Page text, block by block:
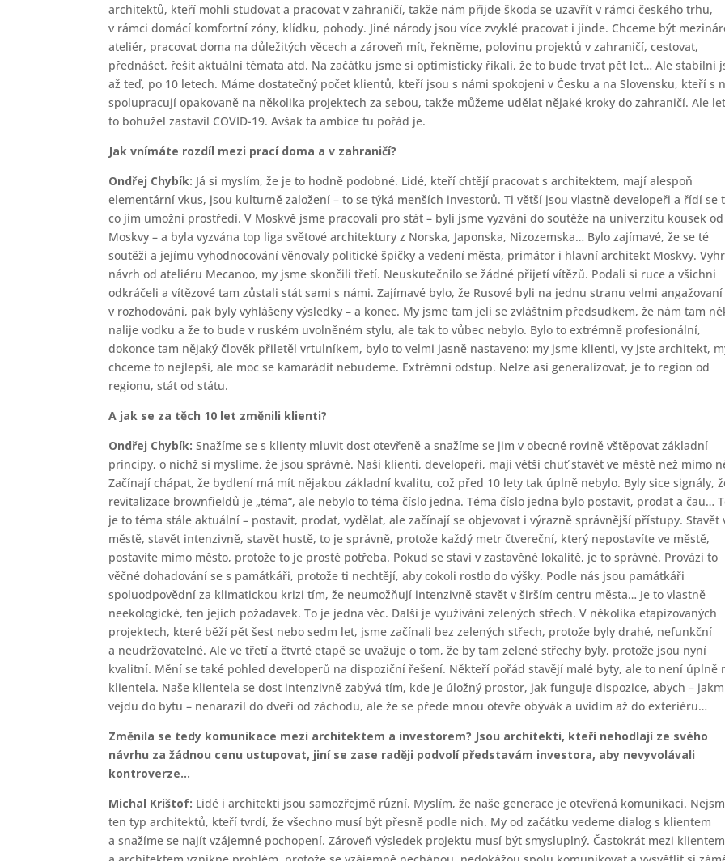
architektů, kteří mohli studovat a pracovat v zahraničí, takže nám přijde škoda se uzavřít v rámci českého trhu,
v rámci domácí komfortní zóny, klídku, pohody. Jiné národy jsou více zvyklé pracovat i jinde. Chceme být
ateliér, pracovat doma na důležitých věcech a zároveň mít, řekněme, polovinu projektů v zahraničí, cestovat,
přednášet, řešit aktuální témata atd. Na začátku jsme si optimisticky říkali, že to bude trvat pět let… Ale stabilní
až teď, po 10 letech. Máme dostatečný počet klientů, kteří jsou s námi spokojeni v Česku a na Slovensku, kteří s
spolupracují opakovaně na několika projektech za sebou, takže můžeme udělat nějaké kroky do zahraničí. Ale
to bohužel zastavil COVID-19. Avšak ta ambice tu pořád je.
Jak vnímáte rozdíl mezi prací doma a v zahraničí?
Ondřej Chybík: Já si myslím, že je to hodně podobné. Lidé, kteří chtějí pracovat s architektem, mají alespoň
elementární vkus, jsou kulturně založení – to se týká menších investorů. Ti větší jsou vlastně developeři a řídí se
co jim umožní prostředí. V Moskvě jsme pracovali pro stát – byli jsme vyzváni do soutěže na univerzitu kousek od
Moskvy – a byla vyzvána top liga světové architektury z Norska, Japonska, Nizozemska… Bylo zajímavé, že se té
soutěži a jejímu vyhodnocování věnovaly politické špičky a vedení města, primátor i hlavní architekt Moskvy.
návrh od ateliéru Mecanoo, my jsme skončili třetí. Neuskutečnilo se žádné přijetí vítězů. Podali si ruce a všichni
odkráčeli a vítězové tam zůstali stát sami s námi. Zajímavé bylo, že Rusové byli na jednu stranu velmi angažovaní
v rozhodování, pak byly vyhlášeny výsledky – a konec. My jsme tam jeli se zvláštním předsudkem, že nám tam
nalije vodku a že to bude v ruském uvolněném stylu, ale tak to vůbec nebylo. Bylo to extrémně profesionální,
dokonce tam nějaký člověk přiletěl vrtulníkem, bylo to velmi jasně nastaveno: my jsme klienti, vy jste architekt,
chceme to nejlepší, ale moc se kamarádit nebudeme. Extrémní odstup. Nelze asi generalizovat, je to region od
regionu, stát od státu.
A jak se za těch 10 let změnili klienti?
Ondřej Chybík:Snažíme se s klienty mluvit dost otevřeně a snažíme se jim v obecné rovině vštěpovat základní
principy, o nichž si myslíme, že jsou správné. Naši klienti, developeři, mají větší chuť stavět ve městě než mimo
Začínají chápat, že bydlení má mít nějakou základní kvalitu, což před 10 lety tak úplně nebylo. Byly sice signály,
revitalizace brownfieldů je „téma“, ale nebylo to téma číslo jedna. Téma číslo jedna bylo postavit, prodat a čau…
je to téma stále aktuální – postavit, prodat, vydělat, ale začínají se objevovat i výrazně správnější přístupy. Stavět
městě, stavět intenzivně, stavět hustě, to je správně, protože každý metr čtvereční, který nepostavíte ve městě,
postavíte mimo město, protože to je prostě potřeba. Pokud se staví v zastavěné lokalitě, je to správné. Provází to
věčné dohadování se s památkáři, protože ti nechtějí, aby cokoli rostlo do výšky. Podle nás jsou památkáři
spoluodpovědní za klimatickou krizi tím, že neumožňují intenzivně stavět v širším centru města… Je to vlastně
neekologické, ten jejich požadavek. To je jedna věc. Další je využívání zelených střech. V několika etapizovaných
projektech, které běží pět šest nebo sedm let, jsme začínali bez zelených střech, protože byly drahé, nefunkční
a neudržovatelné. Ale ve třetí a čtvrté etapě se uvažuje o tom, že by tam zelené střechy byly, protože jsou nyní
kvalitní. Mění se také pohled developerů na dispoziční řešení. Někteří pořád stavějí malé byty, ale to není úplně
klientela. Naše klientela se dost intenzivně zabývá tím, kde je úložný prostor, jak funguje dispozice, abych –
vejdu do bytu – nenarazil do dveří od záchodu, ale že se přede mnou otevře obývák a uvidím až do exteriéru…
Změnila se tedy komunikace mezi architektem a investorem? Jsou architekti, kteří nehodlají ze svého
návrhu za žádnou cenu ustupovat, jiní se zase raději podvolí představám investora, aby nevyvolávali
kontroverze…
Michal Krištof: Lidé i architekti jsou samozřejmě různí. Myslím, že naše generace je otevřená komunikaci.
ten typ architektů, kteří tvrdí, že všechno musí být přesně podle nich. My od začátku vedeme dialog s klientem
a snažíme se najít vzájemné pochopení. Zároveň výsledek projektu musí být smysluplný. Častokrát mezi klientem